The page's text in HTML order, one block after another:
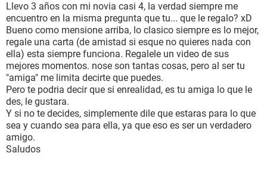
Llevo 3 años con mi novia casi 4, la verdad siempre me
encuentro en la misma pregunta que tu... que le regalo? xD
Bueno como mensione arriba, lo clasico siempre es lo mejor,
regale una carta (de amistad si esque no quieres nada con
ella) esta siempre funciona. Regalele un video de sus
mejores momentos. nose son tantas cosas, pero al ser tu
"amiga" me limita decirte que puedes.
Pero te podria decir que si enrealidad, es tu amiga lo que le
des, le gustara.
Y si no te decides, simplemente dile que estaras para lo que
sea y cuando sea para ella, ya que eso es ser un verdadero
amigo.
Saludos